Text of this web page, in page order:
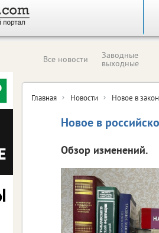
Все новости Заводные
выходные
Главная Новости Новое в
Новое в
Обзор изменений.